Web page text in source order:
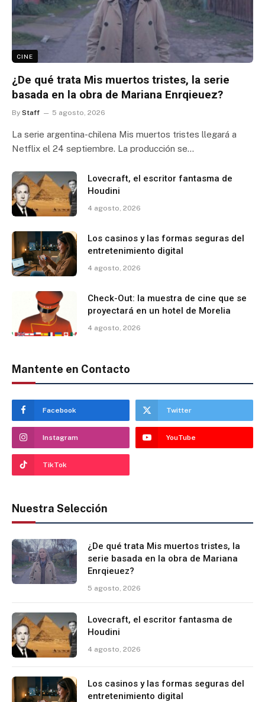
CINE
¿De qué trata Mis muertos tristes, la serie
basada en la obra de Mariana Enrqieuez?
By Staff 5 agosto, 2026
La serie argentina-chilena Mis muertos tristes llegará a
Netflix el 24 septiembre. La producción se…
Lovecraft, el escritor fantasma de
Houdini
4 agosto, 2026
Los casinos y las formas seguras del
entretenimiento digital
4 agosto, 2026
Check-Out: la muestra de cine que se
proyectará en un hotel de Morelia
4 agosto, 2026
Mantente en Contacto
Facebook Twitter
Instagram YouTube
TikTok
Nuestra Selección
¿De qué trata Mis muertos tristes, la
serie basada en la obra de Mariana
Enrqieuez?
5 agosto, 2026
Lovecraft, el escritor fantasma de
Houdini
4 agosto, 2026
Los casinos y las formas seguras del
entretenimiento digital